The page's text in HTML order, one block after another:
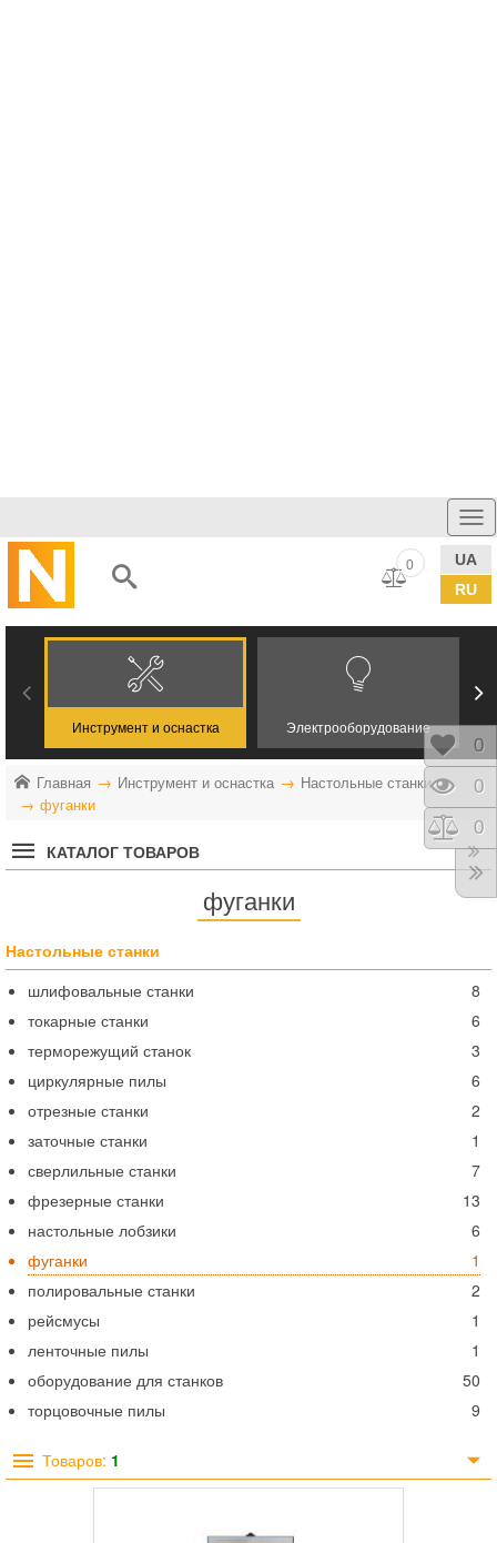
UA
RU
0
Инструмент и оснастка Электрооборудование
Главная Инструмент и оснастка
Настольные станки
фуганки
КАТАЛОГ ТОВАРОВ
фуганки
Настольные станки
8
шлифовальные станки
6
токарные станки
3
терморежущий станок
6
циркулярные пилы
2
отрезные станки
1
заточные станки
7
сверлильные станки
13
фрезерные станки
6
настольные лобзики
1
фуганки
2
полировальные станки
1
рейсмусы
1
ленточные пилы
50
оборудование для станков
9
торцовочные пилы
Товаров: 1
0
0
0